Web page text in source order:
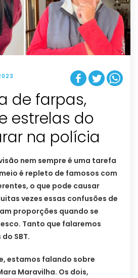
de farpas,
estrelas do
na polícia
nem sempre é uma tarefa
é repleto de famosos com
o que pode causar
vezes essas confusões de
proporções quando se
Tanto que falaremos
SBT.
estamos falando sobre
Maravilha. Os dois,